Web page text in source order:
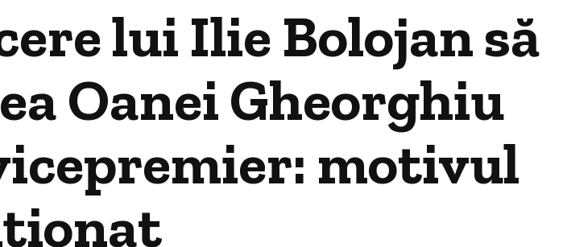
lui Ilie Bolojan să
Oanei Gheorghiu
motivul